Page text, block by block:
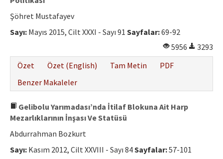
Şöhret Mustafayev
Sayı: Mayıs 2015, Cilt XXXI - Sayı 91 Sayfalar:69-92
5956
3293
Özet
Özet (English) Tam Metin
PDF
Benzer Makaleler
Gelibolu Yarımadası’nda İtilaf Blokuna Ait Harp
Mezarlıklarının İnşası Ve Statüsü
Abdurrahman Bozkurt
Sayı: Kasım 2012, Cilt XXVIII - Sayı 84Sayfalar:57-101